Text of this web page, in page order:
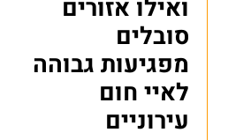
ואילו אזורים
סובלים
מפגיעות גבוהה
לאיי חום
עירוניים